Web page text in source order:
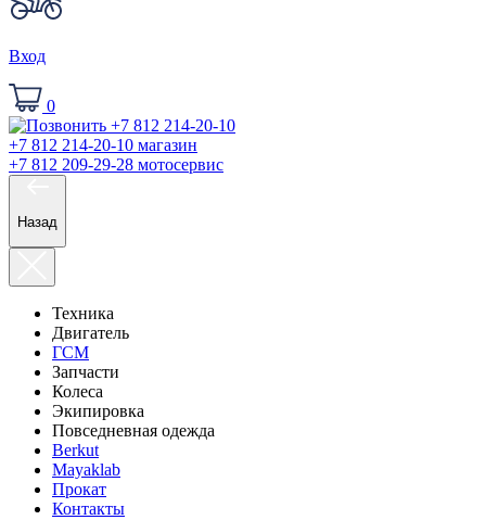
Вход
0
+7 812 214-20-10 магазин
+7 812 209-29-28 мотосервис
Назад
Техника
Двигатель
ГСМ
Запчасти
Колеса
Экипировка
Повседневная одежда
Berkut
Mayaklab
Прокат
Контакты